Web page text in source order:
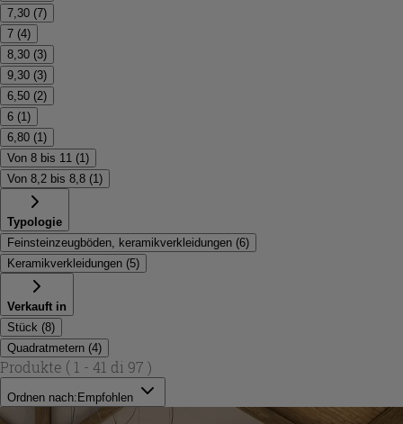
7,30 (7)
7 (4)
8,30 (3)
9,30 (3)
6,50 (2)
6 (1 )
6,80 (1 )
Von 8 bis 11 (1 )
Von 8,2 bis 8,8 (1 )
Typologie
Feinsteinzeugböden, keramikverkleidungen (6)
Keramikverkleidungen (5)
Verkauft in
Stück (8)
Quadratmetern (4)
Produkte ( 1 - 41 di 97 )
Ordnen nach: Empfohlen